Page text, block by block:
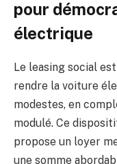
pour
électrique
Le leasing social
rendre la voiture
modestes, en
modulé. Ce
propose un loyer
une somme